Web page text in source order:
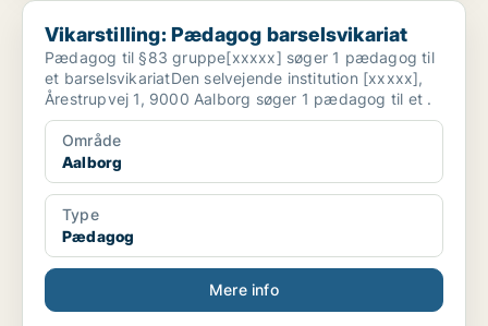
Vikarstilling: Pædagog barselsvikariat
Vikarstilling: Pædagog barselsvikariat
Pædagog til §83 gruppe[xxxxx] søger 1 pædagog til
et barselsvikariatDen selvejende institution [xxxxx],
Årestrupvej 1, 9000 Aalborg søger 1 pædagog til et .
Område
Aalborg
Type
Pædagog
Mere info